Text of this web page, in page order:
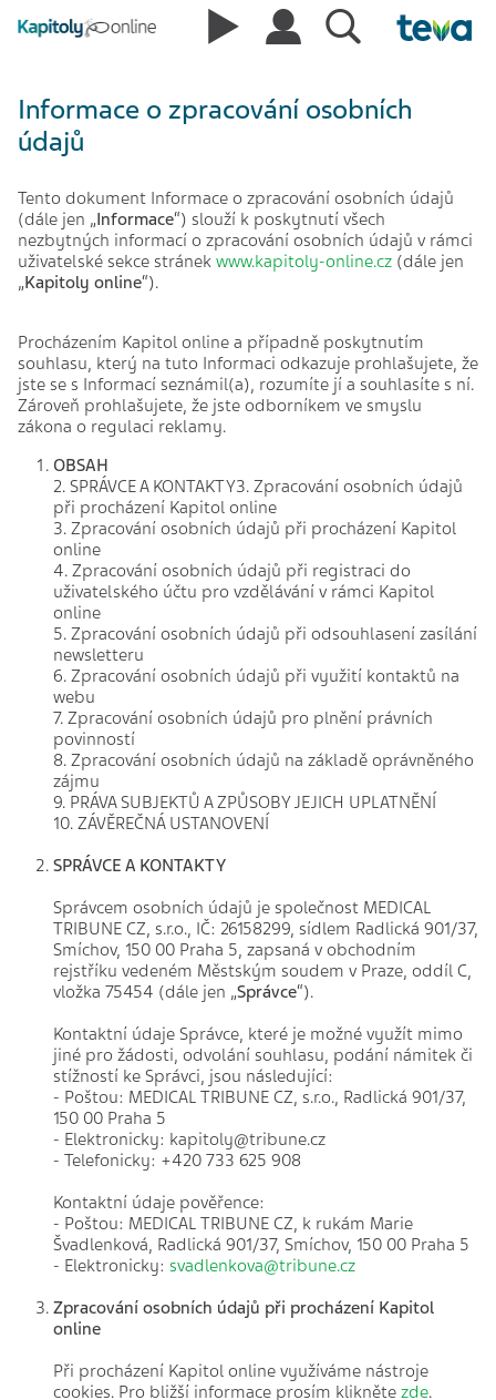
Informace o zpracování osobních
údajů
Tento dokument Informace o zpracování osobních údajů
(dále jen „Informace“) slouží k poskytnutí všech
nezbytných informací o zpracování osobních údajů v rámci
uživatelské sekce stránek www.kapitoly-online.cz (dále jen
„Kapitoly online“).
Procházením Kapitol online a případně poskytnutím
souhlasu, který na tuto Informaci odkazuje prohlašujete, že
jste se s Informací seznámil(a), rozumíte jí a souhlasíte s ní.
Zároveň prohlašujete, že jste odborníkem ve smyslu
zákona o regulaci reklamy.
OBSAH
2. SPRÁVCE A KONTAKTY3. Zpracování osobních údajů
při procházení Kapitol online
3. Zpracování osobních údajů při procházení Kapitol
online
4. Zpracování osobních údajů při registraci do
uživatelského účtu pro vzdělávání v rámci Kapitol
online
5. Zpracování osobních údajů při odsouhlasení zasílání
newsletteru
6. Zpracování osobních údajů při využití kontaktů na
webu
7. Zpracování osobních údajů pro plnění právních
povinností
8. Zpracování osobních údajů na základě oprávněného
zájmu
9. PRÁVA SUBJEKTŮ A ZPŮSOBY JEJICH UPLATNĚNÍ
10. ZÁVĚREČNÁ USTANOVENÍ
SPRÁVCE A KONTAKTY
Správcem osobních údajů je společnost MEDICAL
TRIBUNE CZ, s.r.o., IČ: 26158299, sídlem Radlická 901/37,
Smíchov, 150 00 Praha 5, zapsaná v obchodním
rejstříku vedeném Městským soudem v Praze, oddíl C,
vložka 75454 (dále jen „Správce“).
Kontaktní údaje Správce, které je možné využít mimo
jiné pro žádosti, odvolání souhlasu, podání námitek či
stížností ke Správci, jsou následující:
- Poštou: MEDICAL TRIBUNE CZ, s.r.o., Radlická 901/37,
150 00 Praha 5
- Elektronicky: kapitoly@tribune.cz
- Telefonicky: +420 733 625 908
Kontaktní údaje pověřence:
- Poštou: MEDICAL TRIBUNE CZ, k rukám Marie
Švadlenková, Radlická 901/37, Smíchov, 150 00 Praha 5
- Elektronicky: svadlenkova@tribune.cz
Zpracování osobních údajů při procházení Kapitol
online
Při procházení Kapitol online využíváme nástroje
cookies. Pro bližší informace prosím klikněte zde.